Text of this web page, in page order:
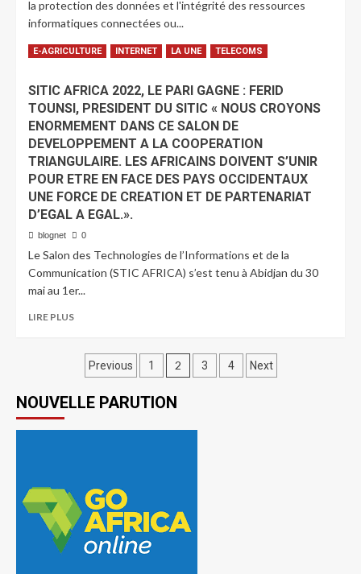
la protection des données et l'intégrité des ressources
informatiques connectées ou...
LIRE PLUS
E-AGRICULTURE INTERNET LA UNE TELECOMS
SITIC AFRICA 2022, LE PARI GAGNE : FERID
TOUNSI, PRESIDENT DU SITIC « NOUS CROYONS
ENORMEMENT DANS CE SALON DE
DEVELOPPEMENT A LA COOPERATION
TRIANGULAIRE. LES AFRICAINS DOIVENT S’UNIR
POUR ETRE EN FACE DES PAYS OCCIDENTAUX
UNE FORCE DE CREATION ET DE PARTENARIAT
D’EGAL A EGAL.».
blognet 0
Le Salon des Technologies de l’Informations et de la
Communication (STIC AFRICA) s’est tenu à Abidjan du 30
mai au 1er...
LIRE PLUS
Previous 1 2 3 4 Next
NOUVELLE PARUTION